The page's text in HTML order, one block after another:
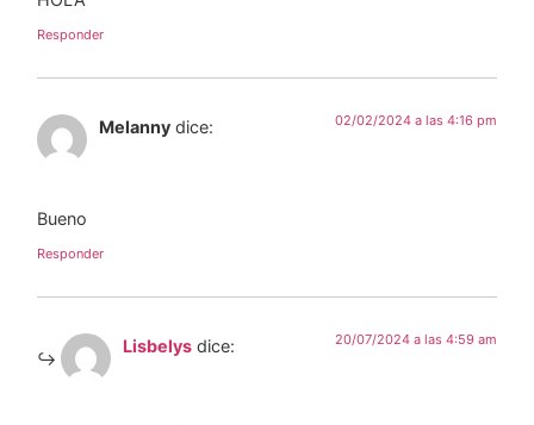
Responder
Melanny dice: 02/02/2024 a las 4:16 pm
Bueno
Responder
Lisbelys dice: 20/07/2024 a las 4:59 am